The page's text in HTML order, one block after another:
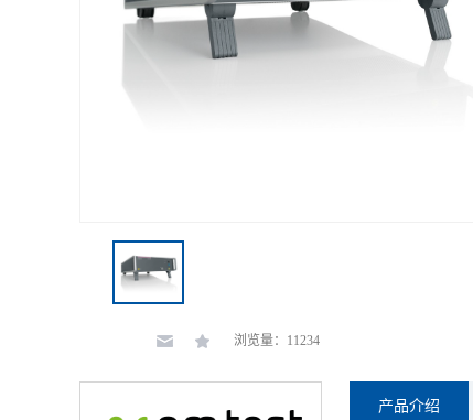
浏览量：11234
产品介绍